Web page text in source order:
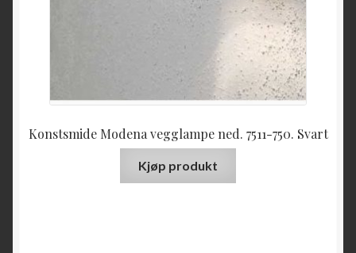
Konstsmide Modena vegglampe ned. 7511-750. Svart
Kjøp produkt